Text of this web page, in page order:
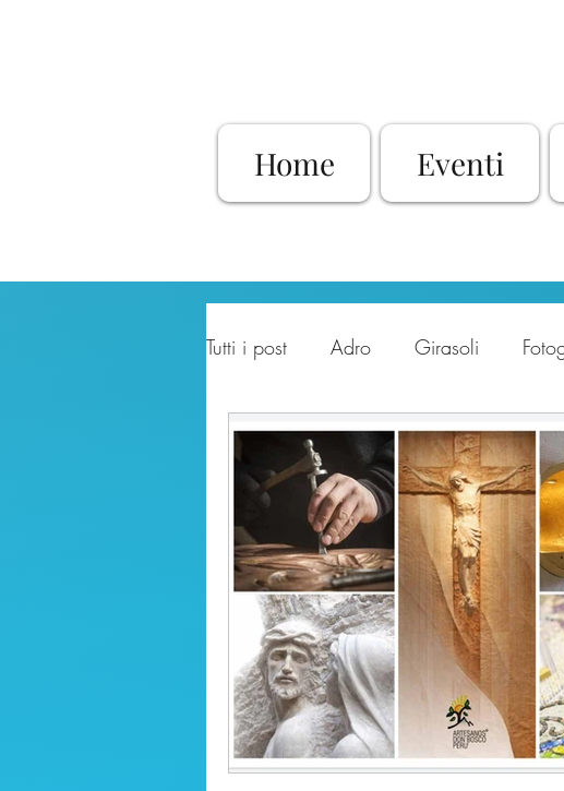
Home Eventi
Tutti i post Adro Girasoli
Cultura Letteratura Dimore
Franciacorta Lago d'Iseo
musica Marone gastronomia
Riserva delle Torbiere Chiese